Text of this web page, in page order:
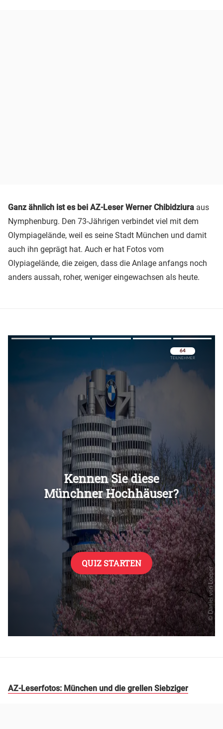
Ganz ähnlich ist es bei AZ-Leser Werner Chibidziura aus
Nymphenburg. Den 73-Jährigen verbindet viel mit dem
Olympiagelände, weil es seine Stadt München und damit
auch ihn geprägt hat. Auch er hat Fotos vom
Olypiagelände, die zeigen, dass die Anlage anfangs noch
anders aussah, roher, weniger eingewachsen als heute.
Überspringen
Überspringen
AZ-Leserfotos: München und die grellen Siebziger